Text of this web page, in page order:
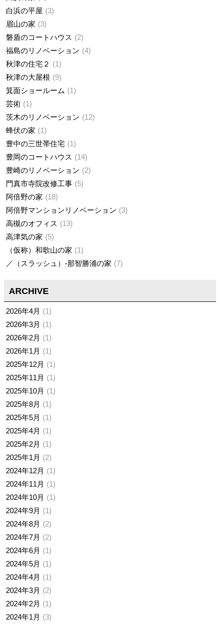
白浜の平屋
3
眉山の家
3
磐盾のコートハウス
2
福島のリノベーション
4
秋津の住宅２
1
秋津の大屋根
9
箕面ショールーム
1
芸術
1
茨木のリノベーション
12
蜂伏の家
1
豊中の三世帯住宅
1
豊岡のコートハウス
14
豊崎のリノベーション
2
門真市寺院改修工事
5
阿倍野の家
18
阿倍野マンションリノベーション
3
高槻のオフィス
13
高津気の家
5
（仮称）和歌山の家
1
／（スラッシュ）-那智勝浦の家
7
ARCHIVE
2026年4月
1
2026年3月
1
2026年2月
1
2026年1月
1
2025年12月
1
2025年11月
1
2025年10月
1
2025年8月
1
2025年5月
1
2025年4月
1
2025年2月
1
2025年1月
2
2024年12月
1
2024年11月
1
2024年10月
1
2024年9月
1
2024年8月
2
2024年7月
2
2024年6月
1
2024年5月
1
2024年4月
1
2024年3月
2
2024年2月
1
2024年1月
3